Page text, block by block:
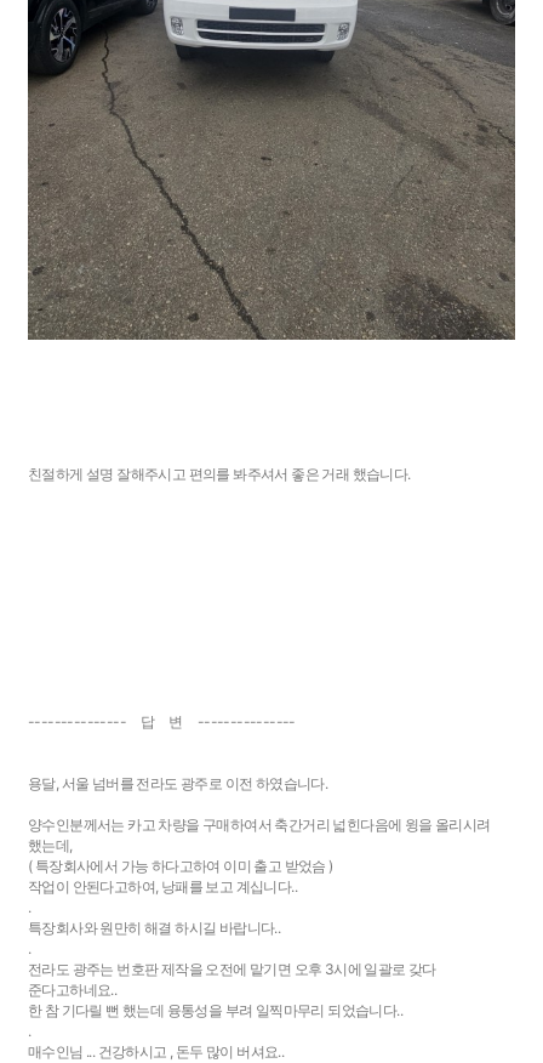
친절하게 설명 잘해주시고 편의를 봐주셔서 좋은 거래 했습니다.
--------------- 답 변 ---------------
용달, 서울 넘버를 전라도 광주로 이전 하였습니다.
양수인분께서는 카고 차량을 구매하여서 축간거리 넓힌다음에 윙을 올리시려
했는데,
( 특장회사에서 가능 하다고하여 이미 출고 받었슴 )
작업이 안된다고하여, 낭패를 보고 계십니다..
.
특장회사와 원만히 해결 하시길 바랍니다..
.
전라도 광주는 번호판 제작을 오전에 맡기면 오후 3시에 일괄로 갖다
준다고하네요..
한 참 기다릴 뻔 했는데 융통성을 부려 일찍마무리 되었습니다..
.
매수인님 ... 건강하시고 , 돈두 많이 버셔요..